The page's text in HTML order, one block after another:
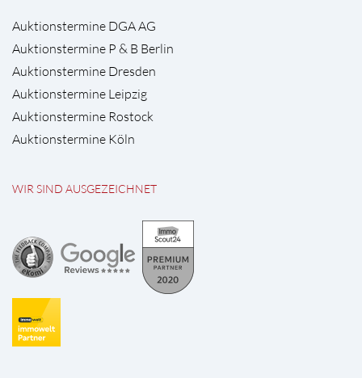
Auktionstermine DGA AG
Auktionstermine P & B Berlin
Auktionstermine Dresden
Auktionstermine Leipzig
Auktionstermine Rostock
Auktionstermine Köln
WIR SIND AUSGEZEICHNET